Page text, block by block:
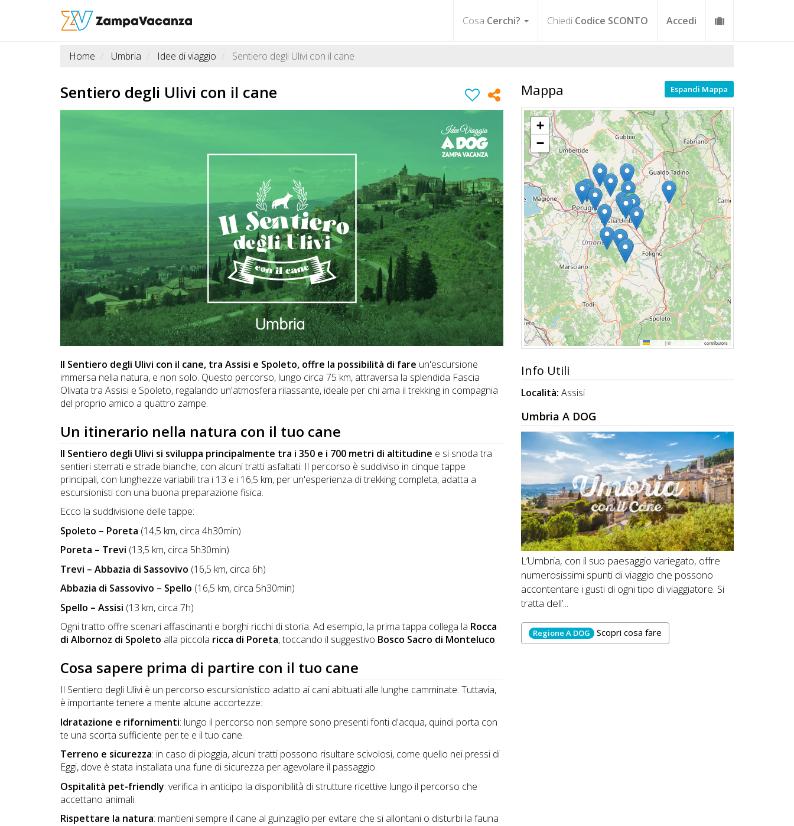
Cosa Cerchi? Chiedi Codice SCONTO Accedi
STRUTTURE
OFFERTE
CHIEDI
CODICE
SCONTO
Video
Tutorial
Lavora
Attività
Registrati
Home Umbria Idee di viaggio Sentiero degli Ulivi con il cane
Sentiero degli Ulivi con il cane
Il Sentiero degli Ulivi con il cane, tra Assisi e Spoleto, offre la possibilità di fare un'escursione
immersa nella natura, e non solo. Questo percorso, lungo circa 75 km, attraversa la splendida Fascia
Olivata tra Assisi e Spoleto, regalando un'atmosfera rilassante, ideale per chi ama il trekking in compagnia
del proprio amico a quattro zampe.
Un itinerario nella natura con il tuo cane
Il Sentiero degli Ulivi si sviluppa principalmente tra i 350 e i 700 metri di altitudine e si snoda tra
sentieri sterrati e strade bianche, con alcuni tratti asfaltati. Il percorso è suddiviso in cinque tappe
principali, con lunghezze variabili tra i 13 e i 16,5 km, per un'esperienza di trekking completa, adatta a
escursionisti con una buona preparazione fisica.
Ecco la suddivisione delle tappe:
Spoleto – Poreta (14,5 km, circa 4h30min)
Poreta – Trevi (13,5 km, circa 5h30min)
Trevi – Abbazia di Sassovivo (16,5 km, circa 6h)
Abbazia di Sassovivo – Spello (16,5 km, circa 5h30min)
Spello – Assisi (13 km, circa 7h)
Ogni tratto offre scenari affascinanti e borghi ricchi di storia. Ad esempio, la prima tappa collega la Rocca
di Albornoz di Spoleto alla piccola ricca di Poreta, toccando il suggestivo Bosco Sacro di Monteluco.
Cosa sapere prima di partire con il tuo cane
Il Sentiero degli Ulivi è un percorso escursionistico adatto ai cani abituati alle lunghe camminate. Tuttavia,
è importante tenere a mente alcune accortezze:
Idratazione e rifornimenti: lungo il percorso non sempre sono presenti fonti d'acqua, quindi porta con
te una scorta sufficiente per te e il tuo cane.
Terreno e sicurezza: in caso di pioggia, alcuni tratti possono risultare scivolosi, come quello nei pressi di
Eggi, dove è stata installata una fune di sicurezza per agevolare il passaggio.
Ospitalità pet-friendly: verifica in anticipo la disponibilità di strutture ricettive lungo il percorso che
accettano animali.
Rispettare la natura: mantieni sempre il cane al guinzaglio per evitare che si allontani o disturbi la fauna
Mappa Espandi Mappa
+
−
|© contributors
Info Utili
Località: Assisi
Umbria A DOG
L’Umbria, con il suo paesaggio variegato, offre
numerosissimi spunti di viaggio che possono
accontentare i gusti di ogni tipo di viaggiatore. Si
tratta dell’...
Regione A DOG Scopri cosa fare